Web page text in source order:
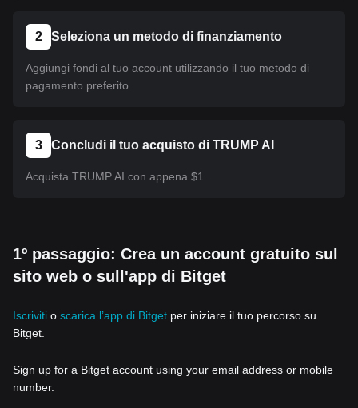
2 Seleziona un metodo di finanziamento
Aggiungi fondi al tuo account utilizzando il tuo metodo di
pagamento preferito.
3 Concludi il tuo acquisto di TRUMP AI
Acquista TRUMP AI con appena $1.
1º passaggio: Crea un account gratuito sul
sito web o sull'app di Bitget
Iscriviti o scarica l’app di Bitget per iniziare il tuo percorso su
Bitget.
Sign up for a Bitget account using your email address or mobile
number.